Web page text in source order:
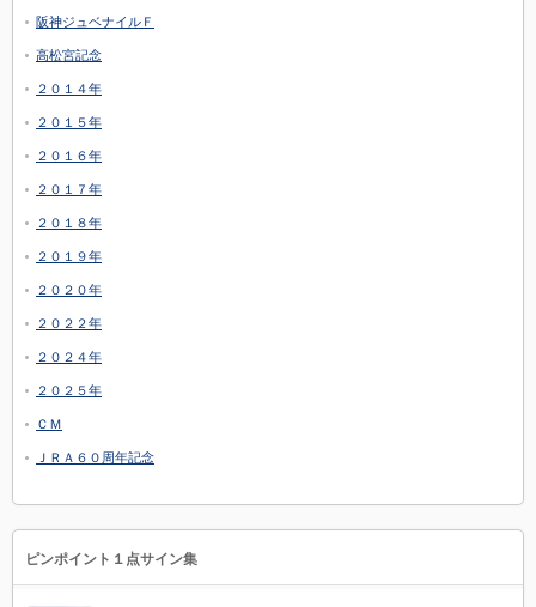
阪神ジュベナイルＦ
高松宮記念
２０１４年
２０１５年
２０１６年
２０１７年
２０１８年
２０１９年
２０２０年
２０２２年
２０２４年
２０２５年
ＣＭ
ＪＲＡ６０周年記念
ピンポイント１点サイン集